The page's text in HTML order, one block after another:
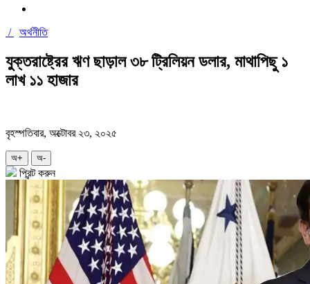
/ অর্থনীতি
যুক্তরাষ্ট্রের ঋণ ছাড়াল ৩৮ ট্রিলিয়ন ডলার, মাথাপিছু ১
লাখ ১১ হাজার
বৃহস্পতিবার, অক্টোবর ২৩, ২০২৫
অ+ অ-
প্রিন্ট করুন